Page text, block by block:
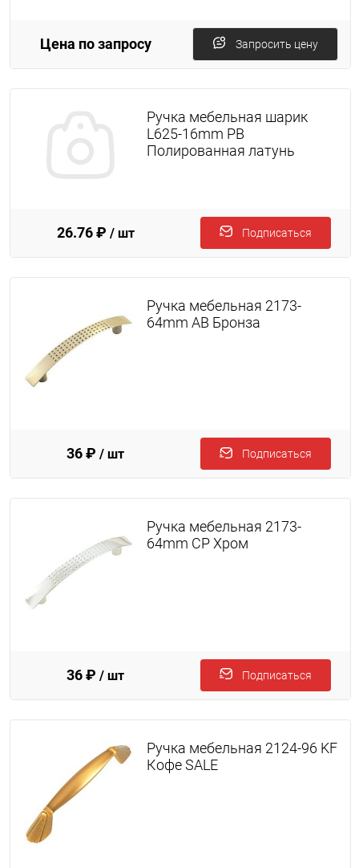
Цена по запросу Запросить цену
Ручка мебельная шарик
L625-16mm PB
Полированная латунь
26.76 ₽ / шт Подписаться
Ручка мебельная 2173-
64mm AB Бронза
36 ₽ / шт Подписаться
Ручка мебельная 2173-
64mm CP Хром
36 ₽ / шт Подписаться
Ручка мебельная 2124-96 KF
Кофе SALE